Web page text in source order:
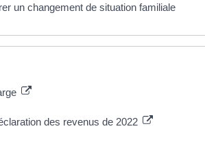
un changement de situation familiale
des revenus de 2022